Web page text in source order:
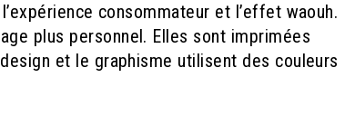
consommateur et l’effet waouh.
plus personnel. Elles sont imprimées
et le graphisme utilisent des couleurs